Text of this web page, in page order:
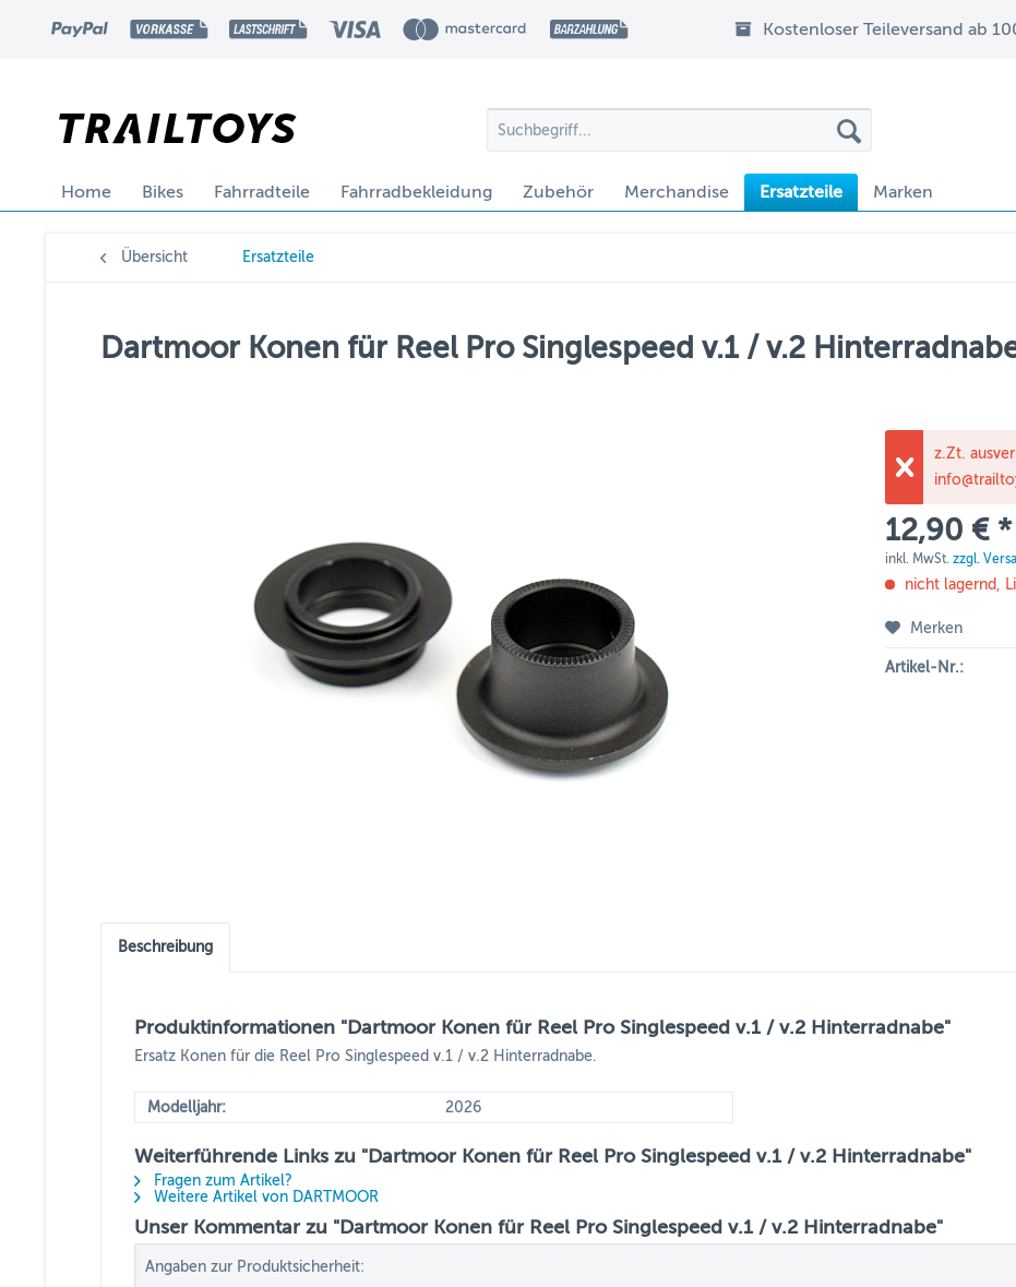
Kostenloser Teileversand ab
Home Bikes Fahrradteile Fahrradbekleidung Zubehör Merchandise Ersatzteile Marken
Übersicht Ersatzteile
Dartmoor Konen für Reel Pro Singlespeed v.1 / v.2
z.Zt.
12,90 € *
inkl. MwSt.zzgl.
nicht lagernd,
Merken
Artikel-Nr.:
Beschreibung
Produktinformationen "Dartmoor Konen für Reel Pro Singlespeed v.1 / v.2 Hinterradnabe"
Ersatz Konen für die Reel Pro Singlespeed v.1 / v.2 Hinterradnabe.
Modelljahr: 2026
Weiterführende Links zu "Dartmoor Konen für Reel Pro Singlespeed v.1 / v.2 Hinterradnabe"
Fragen zum Artikel?
Weitere Artikel von DARTMOOR
Unser Kommentar zu "Dartmoor Konen für Reel Pro Singlespeed v.1 / v.2 Hinterradnabe"
Angaben zur Produktsicherheit: